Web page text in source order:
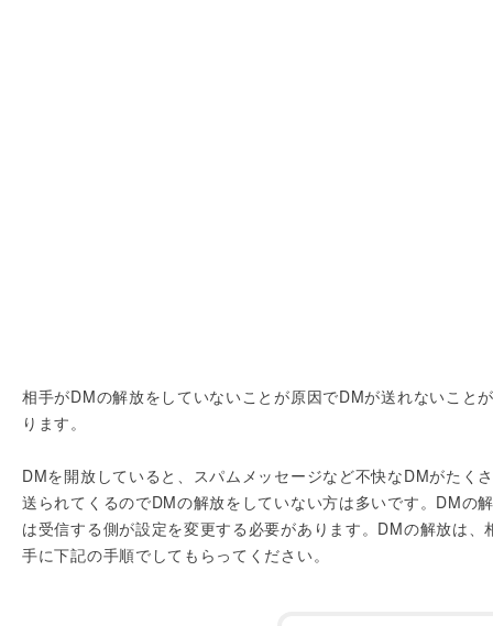
相手がDMの解放をしていないことが原因でDMが送れないこと
ります。
DMを開放していると、スパムメッセージなど不快なDMがたく
送られてくるのでDMの解放をしていない方は多いです。DMの
は受信する側が設定を変更する必要があります。DMの解放は、
手に下記の手順でしてもらってください。